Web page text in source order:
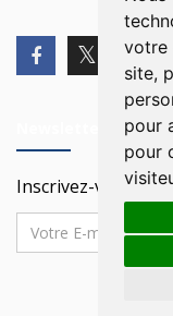
votre
site,
pour
pour
Inscrivez-vous à